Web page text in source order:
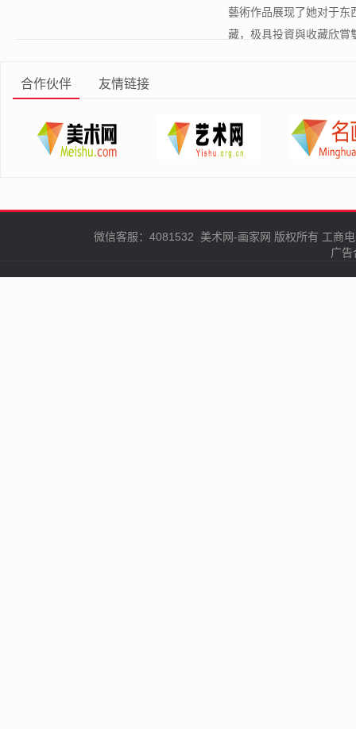
藝術作品展现了她对于东
藏，极具投資與收藏欣賞
合作伙伴 友情链接
微信客服：4081532 美术网-画家网 版权所有 工商
广